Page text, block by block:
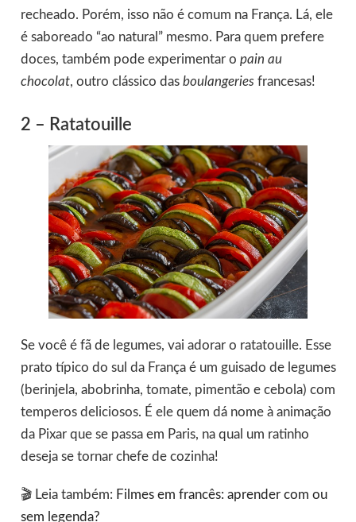
recheado. Porém, isso não é comum na França. Lá, ele
é saboreado “ao natural” mesmo. Para quem prefere
doces, também pode experimentar o pain au
chocolat, outro clássico das boulangeriesfrancesas!
2 – Ratatouille
Se você é fã de legumes, vai adorar o ratatouille. Esse
prato típico do sul da França é um guisado de legumes
(berinjela, abobrinha, tomate, pimentão e cebola) com
temperos deliciosos. É ele quem dá nome à animação
da Pixar que se passa em Paris, na qual um ratinho
deseja se tornar chefe de cozinha!
🎬 Leia também: Filmes em francês: aprender com ou
sem legenda?